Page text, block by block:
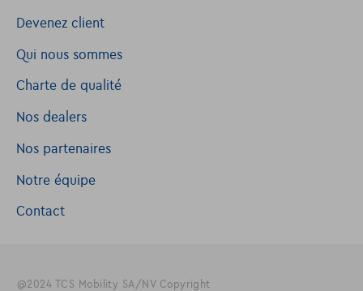
Devenez client
Qui nous sommes
Charte de qualité
Nos dealers
Nos partenaires
Notre équipe
Contact
@2024 TCS Mobility SA/NV Copyright